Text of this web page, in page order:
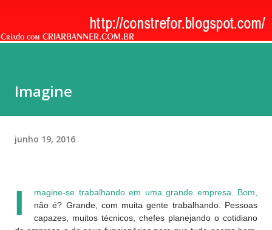
Imagine
junho 19, 2016
I
magine-se trabalhando em uma grande empresa. Bom,
não é? Grande, com muita gente trabalhando. Pessoas
capazes, muitos técnicos, chefes planejando o cotidiano